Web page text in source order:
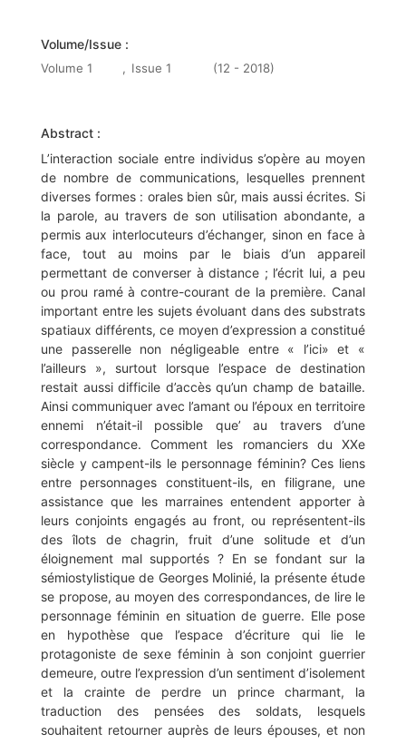
Volume/Issue :
Volume 1 , Issue 1 (12 - 2018)
Abstract :
L’interaction sociale entre individus s’opère au moyen
de nombre de communications, lesquelles prennent
diverses formes : orales bien sûr, mais aussi écrites. Si
la parole, au travers de son utilisation abondante, a
permis aux interlocuteurs d’échanger, sinon en face à
face, tout au moins par le biais d’un appareil
permettant de converser à distance ; l’écrit lui, a peu
ou prou ramé à contre-courant de la première. Canal
important entre les sujets évoluant dans des substrats
spatiaux différents, ce moyen d’expression a constitué
une passerelle non négligeable entre « l’ici» et «
l’ailleurs », surtout lorsque l’espace de destination
restait aussi difficile d’accès qu’un champ de bataille.
Ainsi communiquer avec l’amant ou l’époux en territoire
ennemi n’était-il possible que’ au travers d’une
correspondance. Comment les romanciers du XXe
siècle y campent-ils le personnage féminin? Ces liens
entre personnages constituent-ils, en filigrane, une
assistance que les marraines entendent apporter à
leurs conjoints engagés au front, ou représentent-ils
des îlots de chagrin, fruit d’une solitude et d’un
éloignement mal supportés ? En se fondant sur la
sémiostylistique de Georges Molinié, la présente étude
se propose, au moyen des correspondances, de lire le
personnage féminin en situation de guerre. Elle pose
en hypothèse que l’espace d’écriture qui lie le
protagoniste de sexe féminin à son conjoint guerrier
demeure, outre l’expression d’un sentiment d’isolement
et la crainte de perdre un prince charmant, la
traduction des pensées des soldats, lesquels
souhaitent retourner auprès de leurs épouses, et non